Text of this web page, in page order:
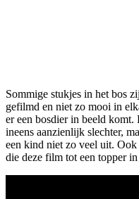
Sommige stukjes in het bos
gefilmd en niet zo mooi in
er een bosdier in beeld
ineens aanzienlijk slechter,
een kind niet zo veel uit.
die deze film tot een topper